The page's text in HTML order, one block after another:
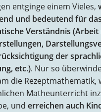
entginge einem Vieles,
und bedeutend für das
Verständnis
der
etc.). Nur so
die Rezeptmathematik,
Matheunterricht
underreichen auch